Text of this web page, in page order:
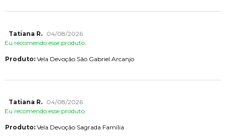
Tatiana R.
04/08/2026
Eu recomendo esse produto.
Produto:Vela Devoção São Gabriel Arcanjo
Tatiana R.
04/08/2026
Eu recomendo esse produto.
Produto:Vela Devoção Sagrada Família